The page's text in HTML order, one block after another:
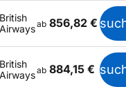
British
Airwaysab 856,82 €
British
Airwaysab 884,15 €